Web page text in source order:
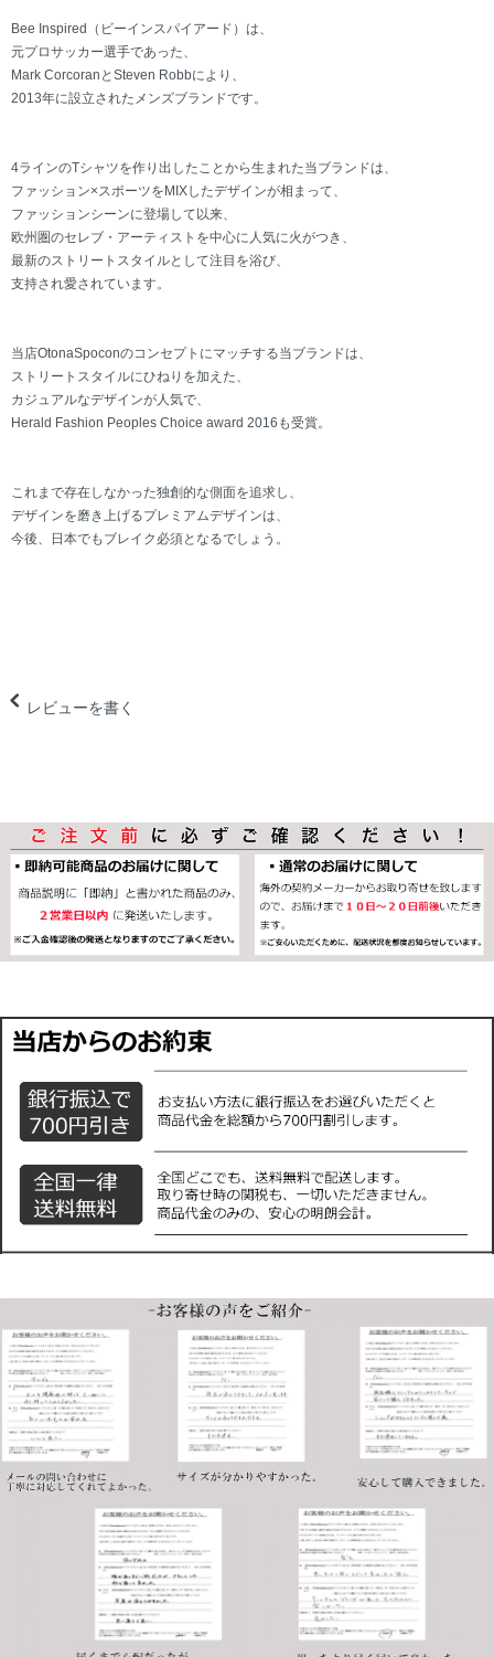
Bee Inspired（ビーインスパイアード）は、
元プロサッカー選手であった、
Mark CorcoranとSteven Robbにより、
2013年に設立されたメンズブランドです。
4ラインのTシャツを作り出したことから生まれた当ブランドは、
ファッション×スポーツをMIXしたデザインが相まって、
ファッションシーンに登場して以来、
欧州圏のセレブ・アーティストを中心に人気に火がつき、
最新のストリートスタイルとして注目を浴び、
支持され愛されています。
当店OtonaSpoconのコンセプトにマッチする当ブランドは、
ストリートスタイルにひねりを加えた、
カジュアルなデザインが人気で、
Herald Fashion Peoples Choice award 2016も受賞。
これまで存在しなかった独創的な側面を追求し、
デザインを磨き上げるプレミアムデザインは、
今後、日本でもブレイク必須となるでしょう。
レビューを書く